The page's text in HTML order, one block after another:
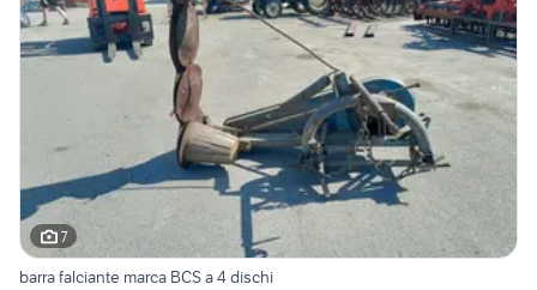
7
barra falciante marca BCS a 4 dischi